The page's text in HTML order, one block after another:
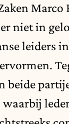
Marco
niet in
leiders
beide